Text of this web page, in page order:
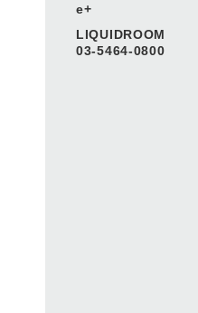
e+
LIQUIDROOM
03-5464-0800